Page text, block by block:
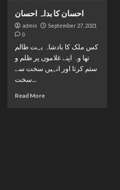
احسان کا بدلہ احسان
admin September 27, 2021
0
کس ملک کا بادشاہ بہت ظالم
تھا وہ اپنے غلاموں پر ظلم و
ستم کرتا اور انہیں سخت سے
سخت...
Read More